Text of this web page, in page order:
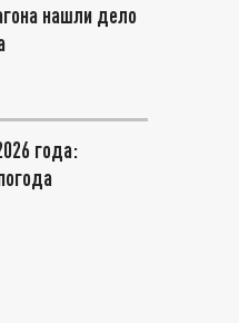
нашли дело
года: